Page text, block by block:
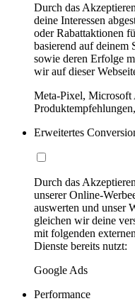
Durch das
deine Interessen
oder Rabattaktionen
basierend auf deinem
sowie deren Erfolge
wir auf dieser
Meta-Pixel,
Erweitertes
Durch das
unserer Online-
auswerten und unser
gleichen wir deine
mit folgenden
Dienste bereits nutzt:
Google Ads
Performance